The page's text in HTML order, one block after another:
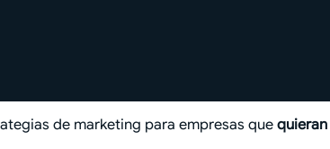
de marketing para empresas que